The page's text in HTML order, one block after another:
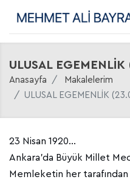
ULUSAL
Anasayfa
Makalelerim
ULUSAL EGEMENLİK
23 Nisan 1920…
Ankara’da Büyük Millet
Memleketin her